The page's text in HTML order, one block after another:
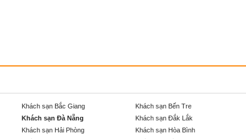
Khách sạn Bắc Giang Khách sạn Bến Tre
Khách sạn Đà Nẵng Khách sạn Đắk Lắk
Khách sạn Hải Phòng Khách sạn Hòa Bình